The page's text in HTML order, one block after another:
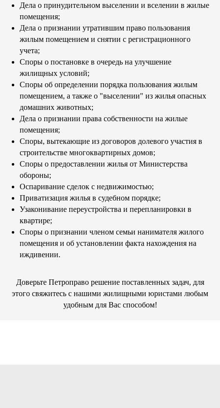
Дела о принудительном выселении и вселении в жилые
помещения;
Дела о признании утратившим право пользования
жилым помещением и снятии с регистрационного
учета;
Споры о постановке в очередь на улучшение
жилищных условий;
Споры об определении порядка пользования жилым
помещением, а также о "выселении" из жилья опасных
домашних животных;
Дела о признании права собственности на жилые
помещения;
Споры, вытекающие из договоров долевого участия в
строительстве многоквартирных домов;
Споры о предоставлении жилья от Министерства
обороны;
Оспаривание сделок с недвижимостью;
Приватизация жилья в судебном порядке;
Узаконивание переустройства и перепланировки в
квартире;
Споры о признании членом семьи нанимателя жилого
помещения и об установлении факта нахождения на
иждивении.
Доверьте Петроправо решение поставленных задач, для
этого свяжитесь с нашими жилищными юристами любым
удобным для Вас способом!